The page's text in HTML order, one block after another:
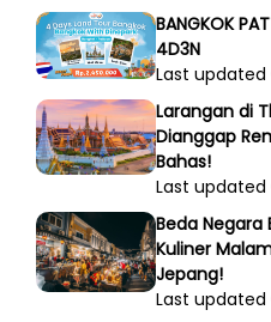
BANGKOK
4D3N
Last updated
Larangan di
Dianggap
Bahas!
Last
Beda Negara
Kuliner
Jepang!
Last updated